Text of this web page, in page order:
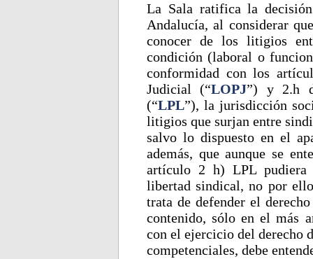
La Sala ratifica la
Andalucía, al considerar
conocer de los litigios
condición (laboral o
conformidad con los
Judicial (“LOPJ”) y 2.h
(“LPL”), la jurisdicción
litigios que surjan entre
salvo lo dispuesto en el
además, que aunque se
artículo 2 h) LPL pudiera
libertad sindical, no por
trata de defender el
contenido, sólo en el más
con el ejercicio del derecho
competenciales, debe